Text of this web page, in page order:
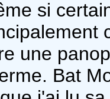
si
une
Bat